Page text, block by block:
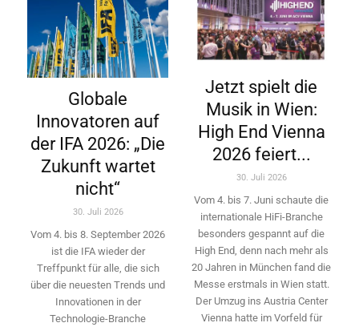
Globale
Innovatoren auf
der IFA 2026: „Die
Zukunft wartet
nicht“
30. Juli 2026
Vom 4. bis 8. September 2026
ist die IFA wieder der
Treffpunkt für alle, die sich
über die neuesten Trends und
Innovationen in der
Technologie-­Branche
Jetzt spielt die
Musik in Wien:
High End Vienna
2026 feiert...
30. Juli 2026
Vom 4. bis 7. Juni schaute die
internationale HiFi-Branche
besonders gespannt auf die
High End, denn nach mehr als
20 Jahren in München fand die
Messe erstmals in Wien statt.
Der Umzug ins Austria Center
Vienna hatte im Vorfeld für